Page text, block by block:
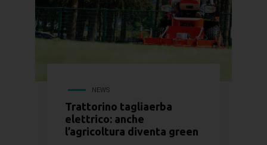
NEWS
Trattorino tagliaerba
elettrico: anche
l’agricoltura diventa green